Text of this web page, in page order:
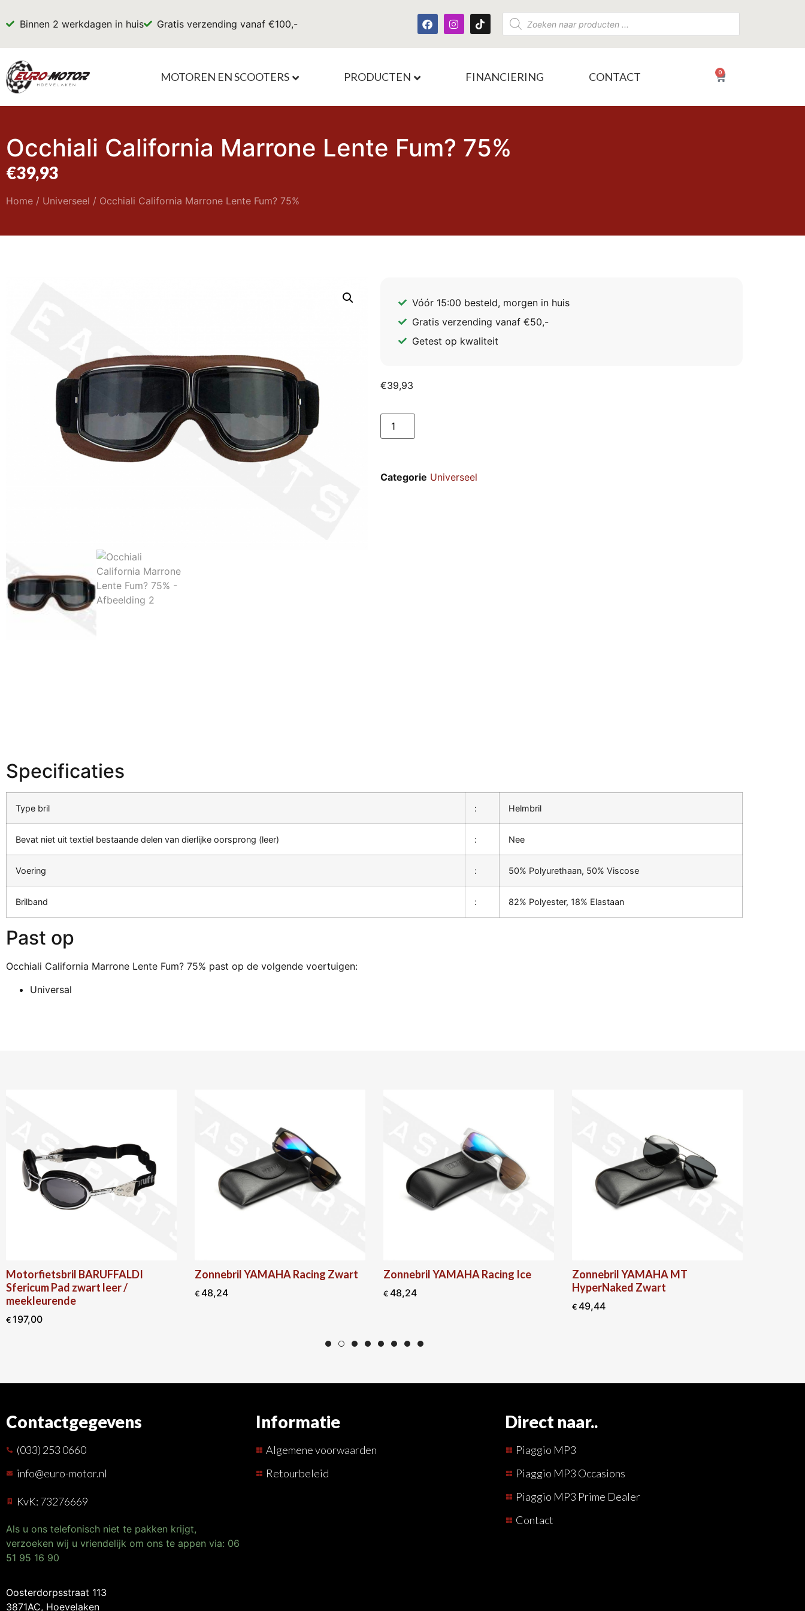
Binnen 2 werkdagen in huis Gratis verzending vanaf €100,-
MOTOREN EN SCOOTERS PRODUCTEN FINANCIERING CONTACT 0,00 0
Occhiali California Marrone Lente Fum? 75%
€39,93
Home / Universeel / Occhiali California Marrone Lente Fum? 75%
Vóór 15:00 besteld, morgen in huis
Gratis verzending vanaf €50,-
Getest op kwaliteit
€39,93
Categorie Universeel
Specificaties
Type bril : Helmbril
Bevat niet uit textiel bestaande delen van dierlijke oorsprong (leer) : Nee
Voering : 50% Polyurethaan, 50% Viscose
Brilband : 82% Polyester, 18% Elastaan
Past op
Occhiali California Marrone Lente Fum? 75% past op de volgende voertuigen:
Universal
leer /
Zonnebril YAMAHA Racing Zwart
€48,24
Zonnebril YAMAHA Racing Ice
Zonnebril YAMAHA MT
HyperNaked Zwart
Zonnebril BARUFFALDI
Contactgegevens
(033) 253 0660
info@euro-motor.nl
KvK: 73276669
Als u ons telefonisch niet te pakken krijgt,
verzoeken wij u vriendelijk om ons te appen via: 06
51 95 16 90
Oosterdorpsstraat 113
3871AC, Hoevelaken
Informatie
Algemene voorwaarden
Retourbeleid
Direct naar..
Piaggio MP3
Piaggio MP3 Occasions
Piaggio MP3 Prime Dealer
Contact